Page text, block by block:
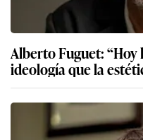
Alberto Fuguet:
ideología que la